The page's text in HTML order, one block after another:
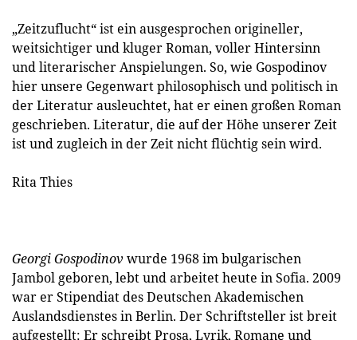
„Zeitzuflucht“ ist ein ausgesprochen origineller,
weitsichtiger und kluger Roman, voller Hintersinn
und literarischer Anspielungen. So, wie Gospodinov
hier unsere Gegenwart philosophisch und politisch in
der Literatur ausleuchtet, hat er einen großen Roman
geschrieben. Literatur, die auf der Höhe unserer Zeit
ist und zugleich in der Zeit nicht flüchtig sein wird.
Rita Thies
Georgi Gospodinov wurde 1968 im bulgarischen
Jambol geboren, lebt und arbeitet heute in Sofia. 2009
war er Stipendiat des Deutschen Akademischen
Auslandsdienstes in Berlin. Der Schriftsteller ist breit
aufgestellt: Er schreibt Prosa, Lyrik, Romane und